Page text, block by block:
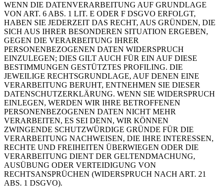
WENN DIE DATENVERARBEITUNG AUF GRUNDLAGE
VON ART. 6 ABS. 1 LIT. E ODER F DSGVO ERFOLGT,
HABEN SIE JEDERZEIT DAS RECHT, AUS GRÜNDEN, DIE
SICH AUS IHRER BESONDEREN SITUATION ERGEBEN,
GEGEN DIE VERARBEITUNG IHRER
PERSONENBEZOGENEN DATEN WIDERSPRUCH
EINZULEGEN; DIES GILT AUCH FÜR EIN AUF DIESE
BESTIMMUNGEN GESTÜTZTES PROFILING. DIE
JEWEILIGE RECHTSGRUNDLAGE, AUF DENEN EINE
VERARBEITUNG BERUHT, ENTNEHMEN SIE DIESER
DATENSCHUTZERKLÄRUNG. WENN SIE WIDERSPRUCH
EINLEGEN, WERDEN WIR IHRE BETROFFENEN
PERSONENBEZOGENEN DATEN NICHT MEHR
VERARBEITEN, ES SEI DENN, WIR KÖNNEN
ZWINGENDE SCHUTZWÜRDIGE GRÜNDE FÜR DIE
VERARBEITUNG NACHWEISEN, DIE IHRE INTERESSEN,
RECHTE UND FREIHEITEN ÜBERWIEGEN ODER DIE
VERARBEITUNG DIENT DER GELTENDMACHUNG,
AUSÜBUNG ODER VERTEIDIGUNG VON
RECHTSANSPRÜCHEN (WIDERSPRUCH NACH ART. 21
ABS. 1 DSGVO).